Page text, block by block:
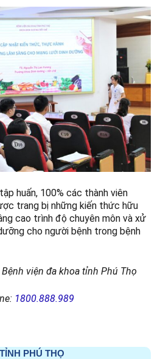
huấn, 100% các thành viên
trang bị những kiến thức hữu
cao trình độ chuyên môn và xử
cho người bệnh trong bệnh
viện đa khoa tỉnh Phú Thọ
1800.888.989
PHÚ THỌ